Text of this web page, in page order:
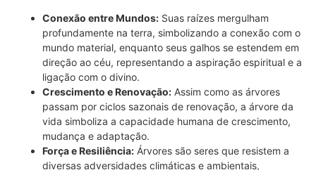
Conexão entre Mundos: Suas raízes mergulham
profundamente na terra, simbolizando a conexão com o
mundo material, enquanto seus galhos se estendem em
direção ao céu, representando a aspiração espiritual e a
ligação com o divino.
Crescimento e Renovação: Assim como as árvores
passam por ciclos sazonais de renovação, a árvore da
vida simboliza a capacidade humana de crescimento,
mudança e adaptação.
Força e Resiliência: Árvores são seres que resistem a
diversas adversidades climáticas e ambientais,